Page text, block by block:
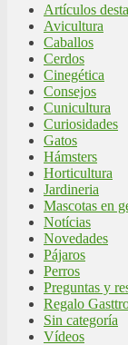
Artículos
Avicultura
Caballos
Cerdos
Cinegética
Consejos
Cunicultura
Curiosidades
Gatos
Hámsters
Horticultura
Jardineria
Mascotas en
Notícias
Novedades
Pájaros
Perros
Preguntas y
Regalo
Sin categoría
Vídeos